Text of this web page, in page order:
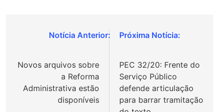
Navegação
Post
Novos arquivos sobre
a Reforma
Administrativa estão
disponíveis
PEC 32/20: Frente do
Serviço Público
defende articulação
para barrar tramitação